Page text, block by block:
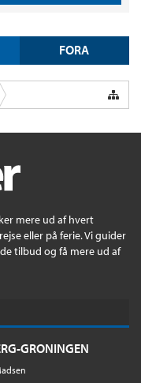
FORA
mere ud af hvert
eller på ferie. Vi guider
tilbud og få mere ud af
GRONINGEN